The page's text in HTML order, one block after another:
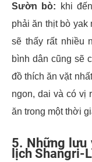
Sườn bò: khi
phải ăn thịt bò
sẽ thấy rất nhiều
bình dân cũng sẽ
đồ thích ăn vặt
ngon, dai và có vị
ăn trong một thời
5. Những lưu
lịch Shangri-